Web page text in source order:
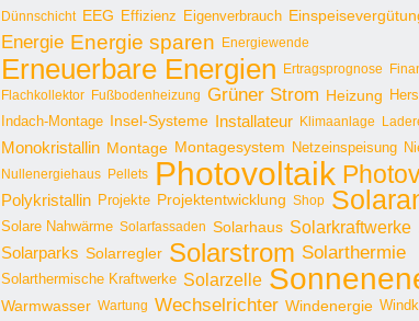
Dünnschicht EEG Effizienz Eigenverbrauch
Energie Energie sparen Energiewende
Erneuerbare Energien Ertragsprognose
Flachkollektor Fußbodenheizung Grüner Strom Heizung
Indach-Montage
Insel-Systeme Installateur Klimaanlage
Monokristallin Montage Montagesystem Netzeinspeisung
Nullenergiehaus Pellets Photovoltaik
Polykristallin Projekte Projektentwicklung Shop
Solare Nahwärme Solarfassaden Solarhaus Solarkraftwerke
Solarparks Solarregler Solarstrom Solarthermie
Solarthermische Kraftwerke Solarzelle
Warmwasser Wartung Wechselrichter Windenergie